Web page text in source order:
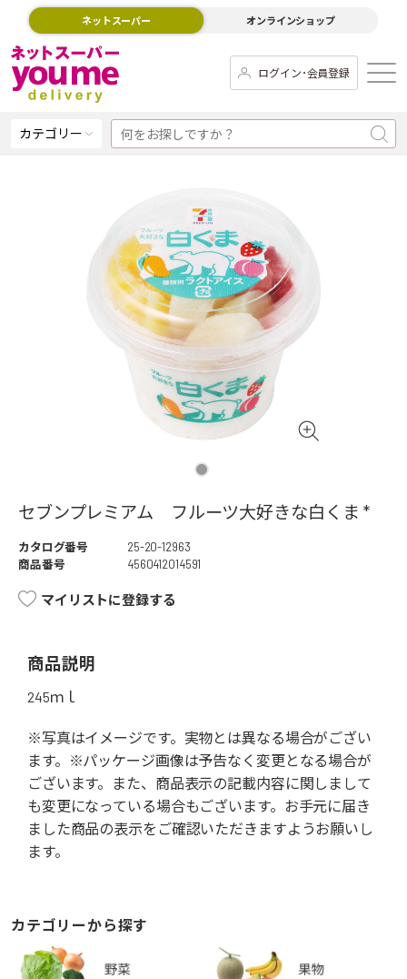
ネットスーパー オンラインショップ
ログイン･会員登録
カテゴリー
セブンプレミアム フルーツ大好きな白くま *
カタログ番号
25-20-12963
商品番号
4560412014591
マイリストに登録する
商品説明
245ｍｌ
※写真はイメージです。実物とは異なる場合がござい
ます。※パッケージ画像は予告なく変更となる場合が
ございます。また、商品表示の記載内容に関しまして
も変更になっている場合もございます。お手元に届き
ました商品の表示をご確認いただきますようお願いし
ます。
カテゴリーから探す